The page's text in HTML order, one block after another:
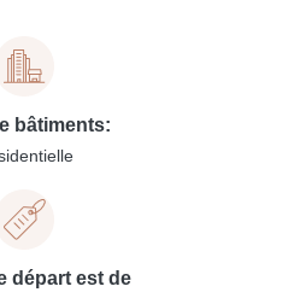
bâtiments:
départ est de